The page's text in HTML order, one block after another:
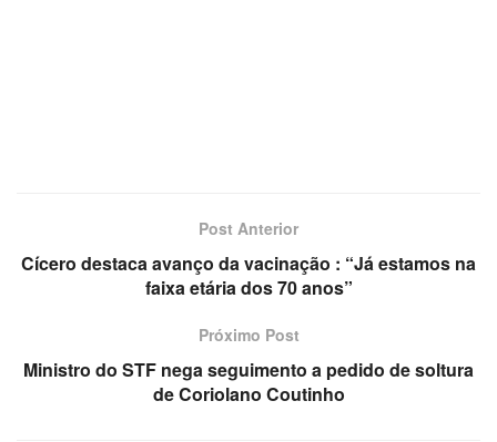
Post Anterior
Cícero destaca avanço da vacinação : “Já estamos na
faixa etária dos 70 anos”
Próximo Post
Ministro do STF nega seguimento a pedido de soltura
de Coriolano Coutinho